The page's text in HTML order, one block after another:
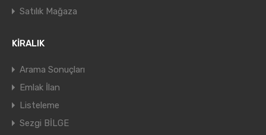
Satılık Mağaza
KİRALIK
Arama Sonuçları
Emlak İlan
Listeleme
Sezgi BİLGE